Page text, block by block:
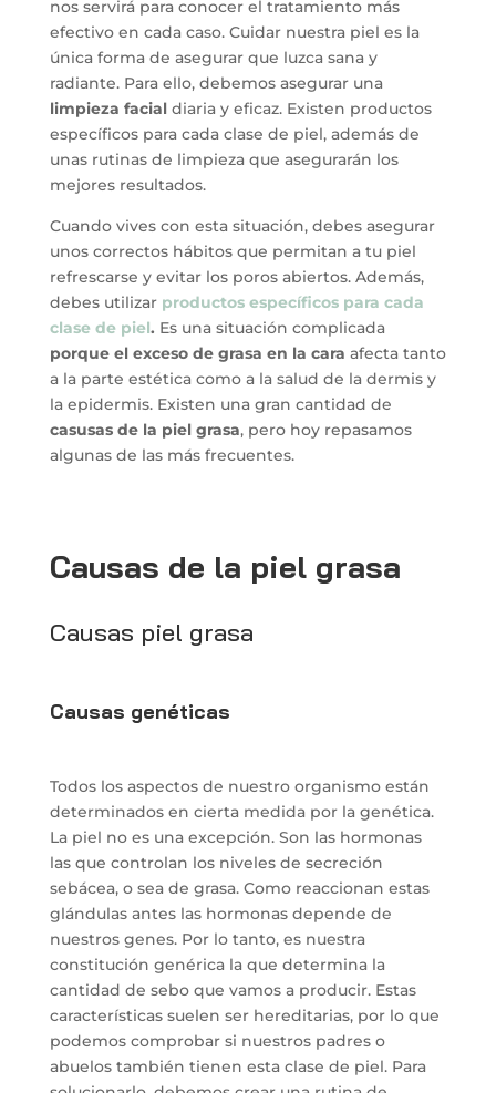
nos servirá para conocer el tratamiento más
efectivo en cada caso. Cuidar nuestra piel es la
única forma de asegurar que luzca sana y
radiante. Para ello, debemos asegurar una
limpieza facialdiaria y eficaz. Existen productos
específicos para cada clase de piel, además de
unas rutinas de limpieza que asegurarán los
mejores resultados.
Cuando vives con esta situación, debes asegurar
unos correctos hábitos que permitan a tu piel
refrescarse y evitar los poros abiertos. Además,
debes utilizar productos específicos para cada
clase de piel. Es una situación complicada
porque el exceso de grasa en la cara afecta tanto
a la parte estética como a la salud de la dermis y
la epidermis. Existen una gran cantidad de
casusas de la piel grasa, pero hoy repasamos
algunas de las más frecuentes.
Causas de la piel grasa
Causas piel grasa
Causas genéticas
Todos los aspectos de nuestro organismo están
determinados en cierta medida por la genética.
La piel no es una excepción. Son las hormonas
las que controlan los niveles de secreción
sebácea, o sea de grasa. Como reaccionan estas
glándulas antes las hormonas depende de
nuestros genes. Por lo tanto, es nuestra
constitución genérica la que determina la
cantidad de sebo que vamos a producir. Estas
características suelen ser hereditarias, por lo que
podemos comprobar si nuestros padres o
abuelos también tienen esta clase de piel. Para